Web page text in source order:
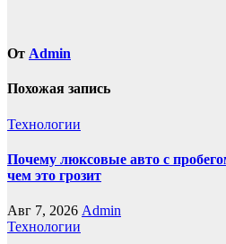
От Admin
Похожая запись
Технологии
Почему люксовые авто с
чем это грозит
Авг 7, 2026 Admin
Технологии